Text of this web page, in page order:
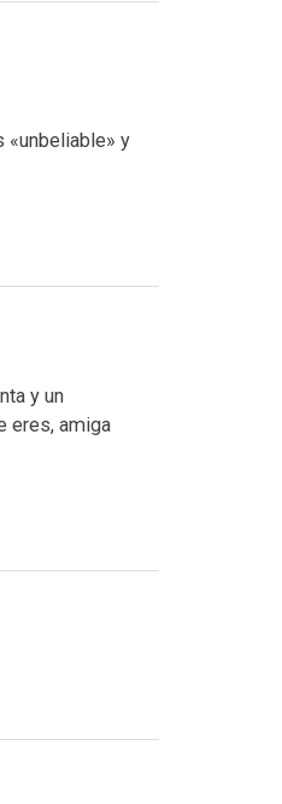
«unbeliable» y
y un
eres, amiga